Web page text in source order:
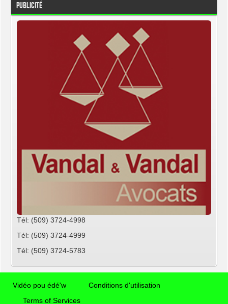
Publicité
Tél: (509) 3724-4998
Tél: (509) 3724-4999
Tél: (509) 3724-5783
Vidéo pou édé'w
Conditions d'utilisation
Terms of Services